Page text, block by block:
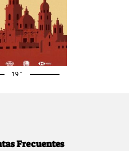
19 °
Frecuentes